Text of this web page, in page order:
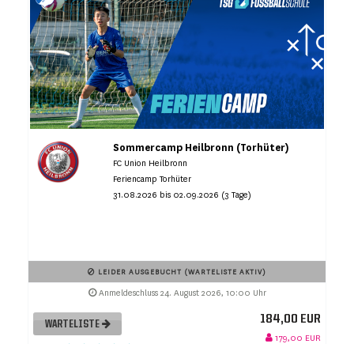
Sommercamp Heilbronn (Torhüter)
FC Union Heilbronn
Feriencamp Torhüter
31.08.2026 bis 02.09.2026 (3 Tage)
LEIDER AUSGEBUCHT (WARTELISTE AKTIV)
Anmeldeschluss 24. August 2026, 10:00 Uhr
WARTELISTE 184,00 EUR
179,00 EUR